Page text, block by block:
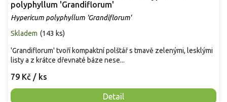
polyphyllum 'Grandiflorum'
Hypericum polyphyllum 'Grandiflorum'
Skladem (143 ks)
79 Kč / ks
Detail
'Grandiflorum' tvoří kompaktní polštář s tmavě zelenými, lesklými
listy a z krátce dřevnaté báze nese...